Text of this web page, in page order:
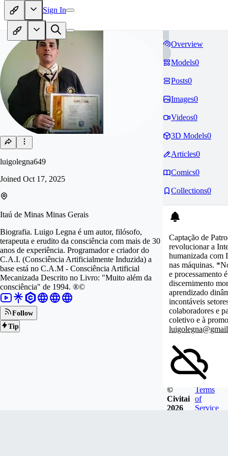
Sign In
luigolegna649
Joined Oct 17, 2025
Itaú de Minas Minas Gerais
Biografia. Luigo Legna é um autor, filósofo,
terapeuta e erudito da consciência com mais de 30
anos de experiência. Programador e criador do
C.A.I. (Consciência Artificialmente Induzida) a
base está no C.A.M - Consciência Artificial
Mecanizada Descrito no Livro: "Muito além da
consciência" de 1994. ®©
Follow
Tip
Overview
Models0
Posts0
Images0
Videos0
3D Models0
Articles0
Comics0
Collections0
Captação de
revolucionar a
humanizada com
nas máquinas.
e processamento
discernimento
aprendizado
incontáveis
colaboradores e
coletivo e à
This user hasn't
©
Civitai
2026
Terms
of
Service